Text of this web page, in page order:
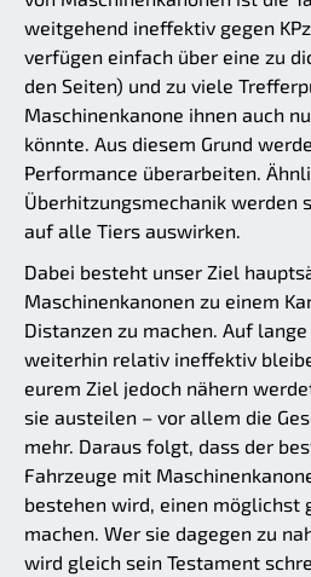
weitgehend ineffektiv gegen
verfügen einfach über eine zu
den Seiten) und zu viele
Maschinenkanone ihnen auch
könnte. Aus diesem Grund
Performance überarbeiten.
Überhitzungsmechanik werden
auf alle Tiers auswirken.
Dabei besteht unser Ziel
Maschinenkanonen zu einem
Distanzen zu machen. Auf
weiterhin relativ ineffektiv
eurem Ziel jedoch nähern
sie austeilen – vor allem die
mehr. Daraus folgt, dass der
Fahrzeuge mit
bestehen wird, einen möglichst
machen. Wer sie dagegen zu
wird gleich sein Testament